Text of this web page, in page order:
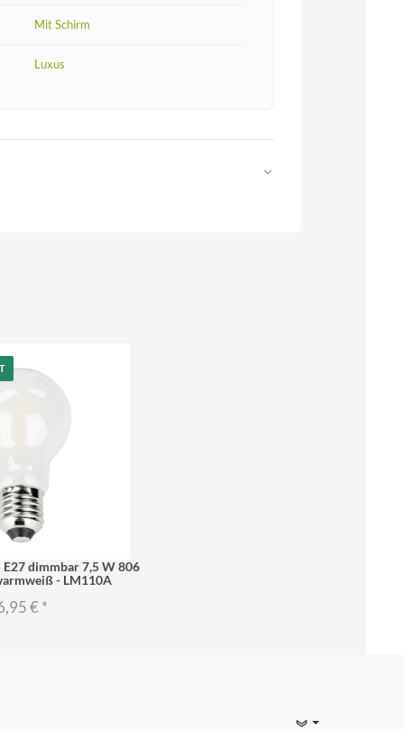
Mit Schirm
Luxus
dimmbar 7,5 W 806
- LM110A
€*